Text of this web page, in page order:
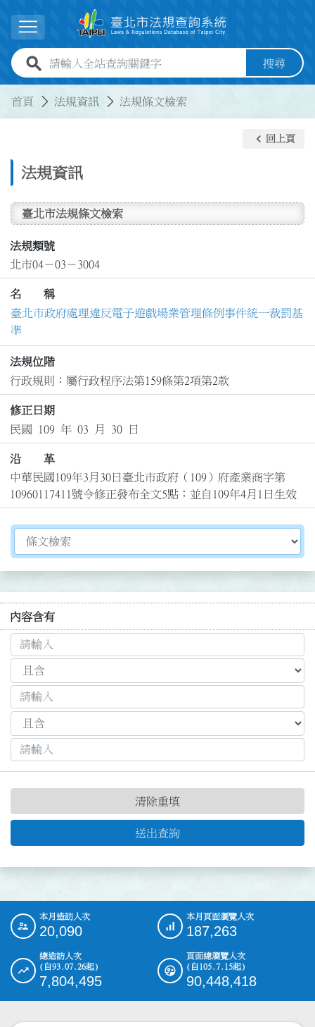
展開選單
全站查詢關鍵字欄位 搜尋
首頁 法規資訊 法規條文檢索
法規資訊
keyboard_arrow_left 回上頁
臺北市法規條文檢索
法規類號
北市04－03－3004
名 稱
臺北市政府處理違反電子遊戲場業管理條例事件統一裁罰基
準
法規位階
行政規則：屬行政程序法第159條第2項第2款
修正日期
民國 109 年 03 月 30 日
沿 革
中華民國109年3月30日臺北市政府（109）府產業商字第
10960117411號令修正發布全文5點；並自109年4月1日生效
切換選擇法規資訊內容
內容含有
送出查詢
清除重填
::: 本月造訪人次
20,090
本月頁面瀏覽人次
187,263
總造訪人次
(自93.07.26起)
7,804,495
頁面總瀏覽人次
(自105.7.15起)
90,448,418